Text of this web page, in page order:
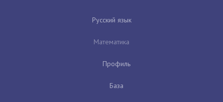
Русский язык
Математика
Профиль
База